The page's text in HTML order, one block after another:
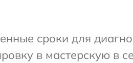
сроки для
в мастерскую в